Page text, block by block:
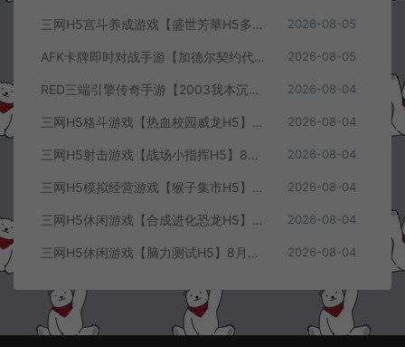
三网H5宫斗养成游戏【盛世芳華H5多区跨服代金券内购优化版】8月最新整理Linux手工服务端+CDK授权后台+全资源安卓+详细搭建教程+视频教程 2026-08-05
AFK卡牌即时对战手游【加德尔契约代金券内购修复版】8月最新整理Linux手工服务端+前后端全套源码+CDK授权后台+安卓苹果双端+详细搭建教程+视频教程 2026-08-05
RED三端引擎传奇手游【2003我本沉默三职业】8月最新整理Win一键服务端+PC安卓+详细搭建教程 2026-08-04
三网H5格斗游戏【热血校园威龙H5】8月最新整理Linux手工服务端+Win一键服务端+解压即玩+简易安卓客户端+详细搭建教程 2026-08-04
三网H5射击游戏【战场小指挥H5】8月最新整理Linux手工服务端+Win一键服务端+解压即玩+简易安卓客户端+详细搭建教程 2026-08-04
三网H5模拟经营游戏【猴子集市H5】8月最新整理Linux手工服务端+Win一键服务端+解压即玩+简易安卓客户端+详细搭建教程 2026-08-04
三网H5休闲游戏【合成进化恐龙H5】8月最新整理Linux手工服务端+Win一键服务端+解压即玩+简易安卓客户端+详细搭建教程 2026-08-04
三网H5休闲游戏【脑力测试H5】8月最新整理Linux手工服务端+Win一键服务端+解压即玩+简易安卓客户端+详细搭建教程 2026-08-04